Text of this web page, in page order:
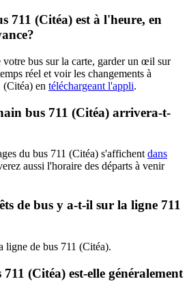
711 (Citéa) est à l'heure, en
bus sur la carte, garder un œil sur
réel et voir les changements à
(Citéa) en téléchargeant l'appli.
bus 711 (Citéa) arrivera-t-
du bus 711 (Citéa) s'affichent dans
aussi l'horaire des départs à venir
de bus y a-t-il sur la ligne 711
ligne de bus 711 (Citéa).
(Citéa) est-elle généralement